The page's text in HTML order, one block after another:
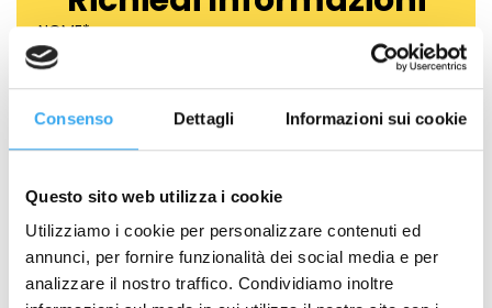
Consenso Dettagli Informazioni sui cookie
Questo sito web utilizza i cookie
Utilizziamo i cookie per personalizzare contenuti ed
annunci, per fornire funzionalità dei social media e per
analizzare il nostro traffico. Condividiamo inoltre
NOME*
COGNOME
EMAIL*
TELEFONO*